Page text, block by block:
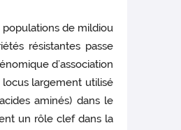
de mildiou
résistantes passe
d’association
largement utilisé
aminés) dans le
un rôle clef dans la